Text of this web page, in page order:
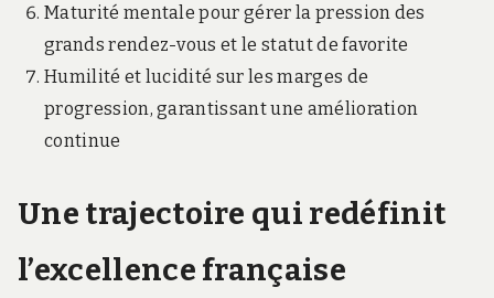
Maturité mentale pour gérer la pression des
grands rendez-vous et le statut de favorite
Humilité et lucidité sur les marges de
progression, garantissant une amélioration
continue
Une trajectoire qui redéfinit
l’excellence française